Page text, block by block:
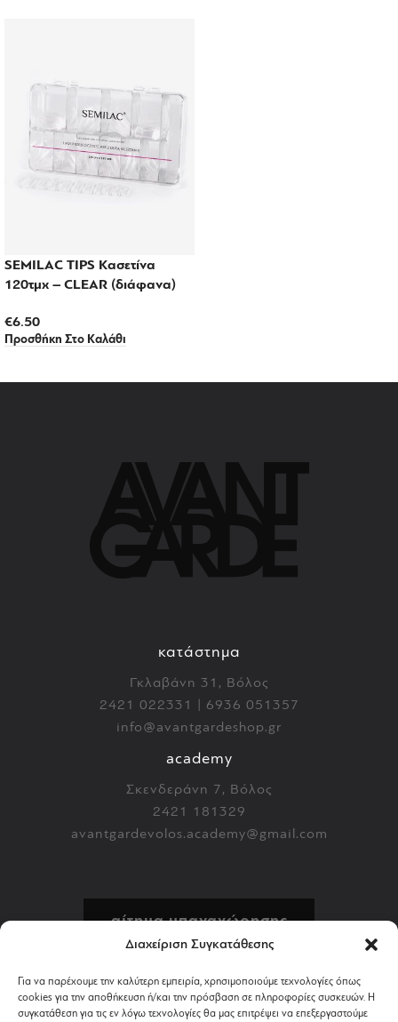
Διαχείριση Συγκατάθεσης
Για να παρέχουμε την καλύτερη εμπειρία, χρησιμοποιούμε τεχνολογίες όπως
cookies για την αποθήκευση ή/και την πρόσβαση σε πληροφορίες συσκευών. Η
συγκατάθεση για τις εν λόγω τεχνολογίες θα μας επιτρέψει να επεξεργαστούμε
SEMILAC TIPS Κασετίνα
120τμχ – CLEAR (διάφανα)
€6.50
Προσθήκη Στο Καλάθι
κατάστημα
Γκλαβάνη 31, Βόλος
2421 022331 | 6936 051357
info@avantgardeshop.gr
academy
Σκενδεράνη 7, Βόλος
2421 181329
avantgardevolos.academy@gmail.com
αίτημα υπαναχώρησης
αποστολή & πληρωμή